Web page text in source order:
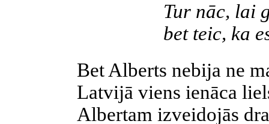
Tur nāc, lai
bet teic, ka
Bet Alberts nebija ne
Latvijā viens ienāca
Albertam izveidojās